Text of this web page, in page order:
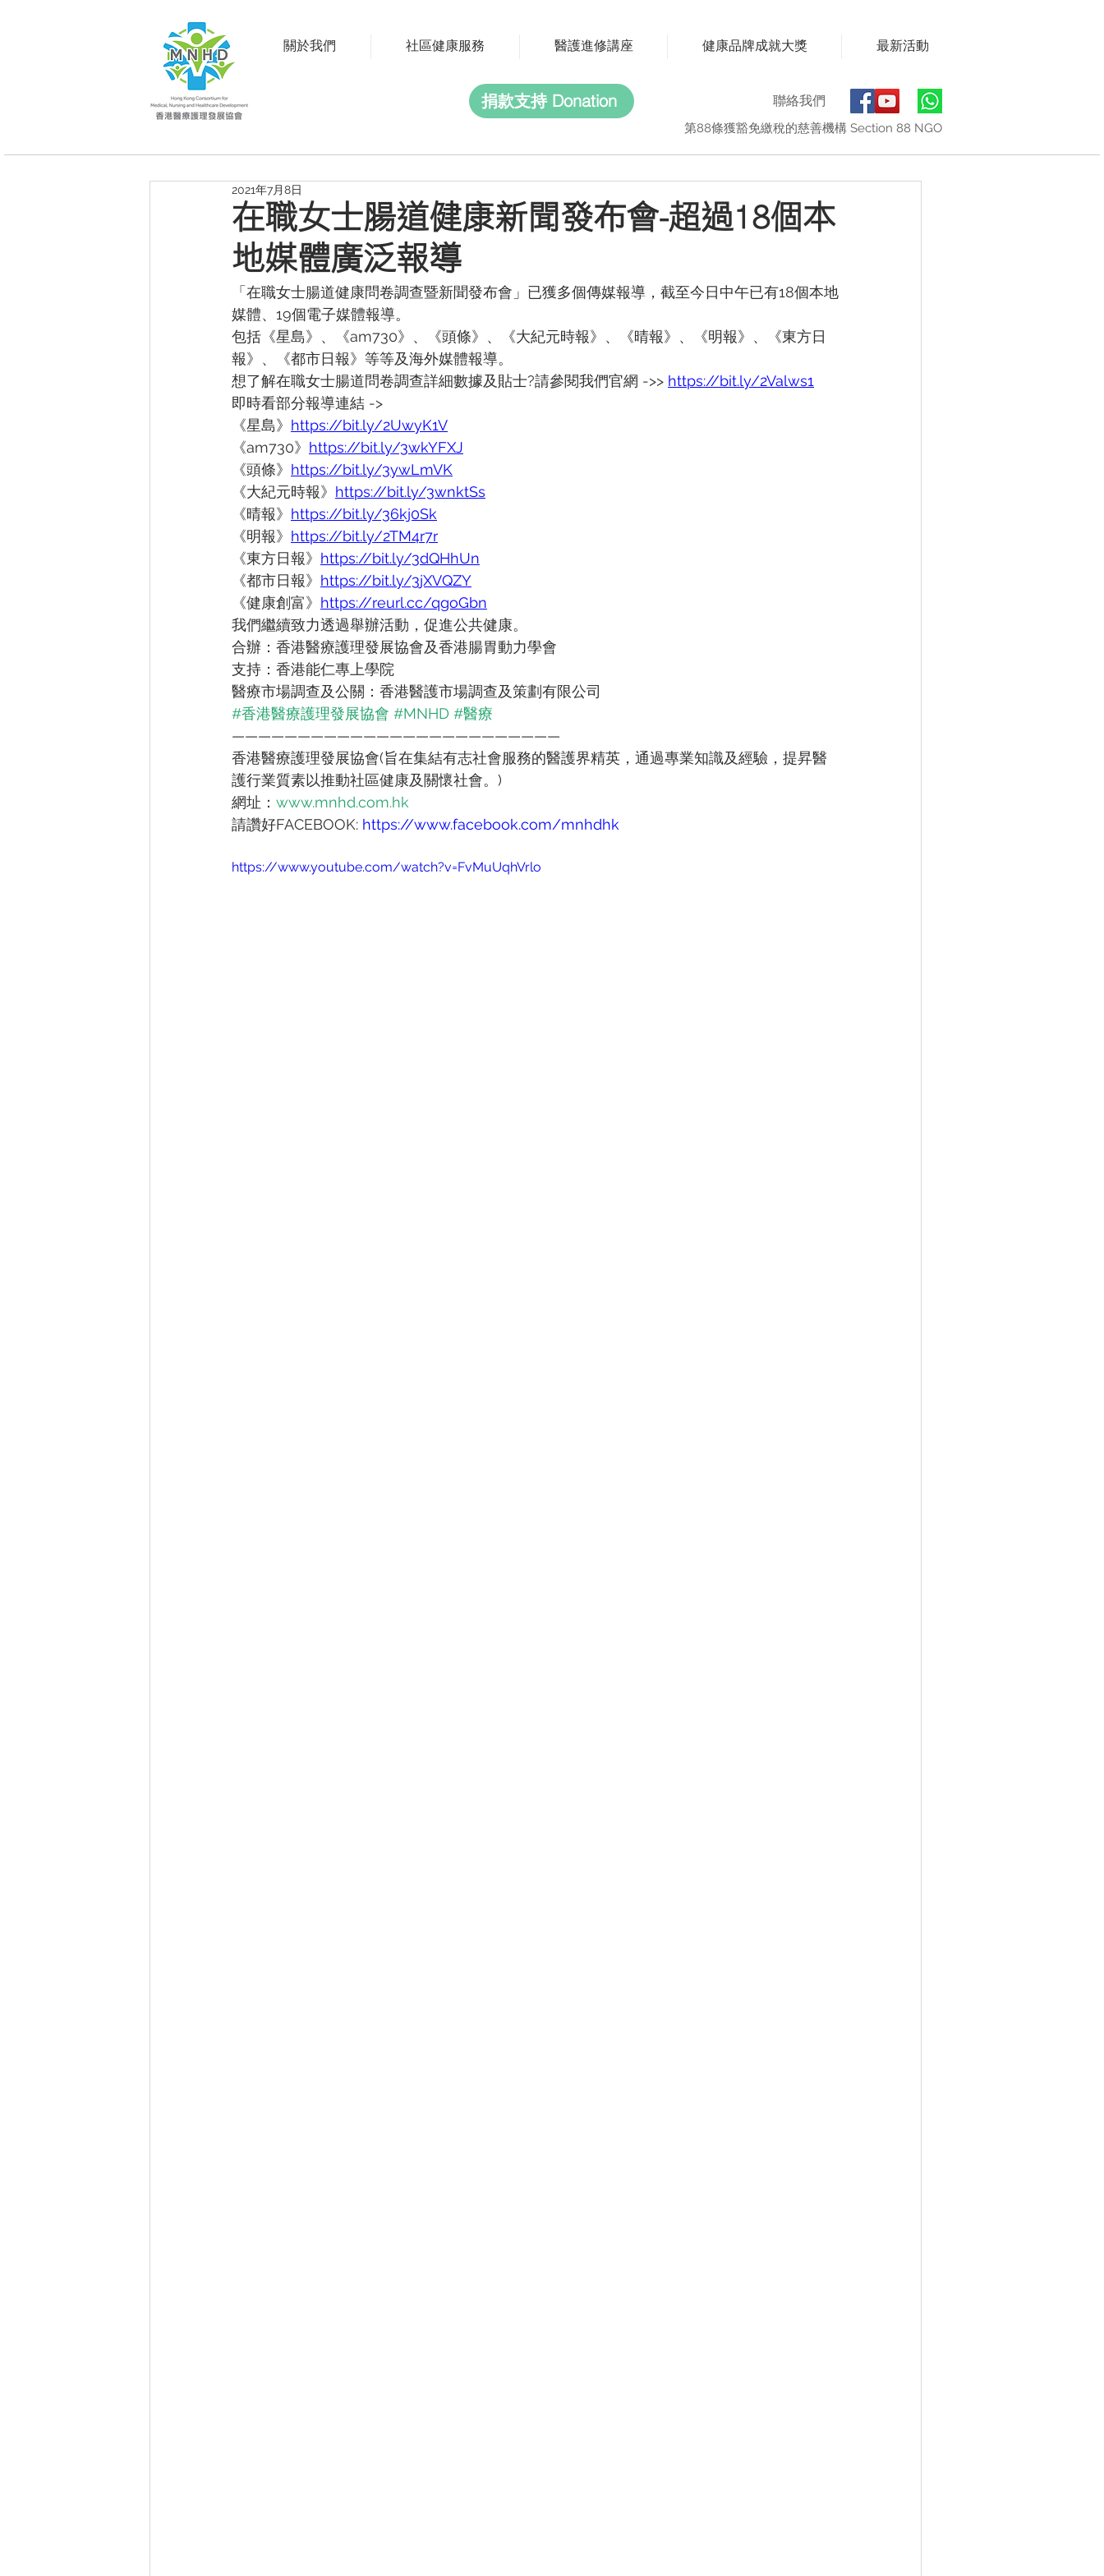
關於我們 社區健康服務 醫護進修講座 健康品牌成就大獎 最新活動
捐款支持 Donation 聯絡我們
第88條獲豁免繳稅的慈善機構 Section 88 NGO
在職女士腸道健康新聞發布會-超過18個本
地媒體廣泛報導
2021年7月8日
「在職女士腸道健康問卷調查暨新聞發布會」已獲多個傳媒報導，截至今日中午已有18個本地
媒體、19個電子媒體報導。
包括《星島》、《am730》、《頭條》、《大紀元時報》、《晴報》、《明報》、《東方日
報》、《都市日報》等等及海外媒體報導。
想了解在職女士腸道問卷調查詳細數據及貼士?請參閱我們官網 ->> https://bit.ly/2Valws1
即時看部分報導連結 ->
《星島》 https://bit.ly/2UwyK1V
《am730》 https://bit.ly/3wkYFXJ
《頭條》 https://bit.ly/3ywLmVK
《大紀元時報》 https://bit.ly/3wnktSs
《晴報》 https://bit.ly/36kj0Sk
《明報》 https://bit.ly/2TM4r7r
《東方日報》 https://bit.ly/3dQHhUn
《都市日報》 https://bit.ly/3jXVQZY
《健康創富》 https://reurl.cc/qgoGbn
我們繼續致力透過舉辦活動，促進公共健康。
合辦：香港醫療護理發展協會及香港腸胃動力學會
支持：香港能仁專上學院
醫療市場調查及公關：香港醫護市場調查及策劃有限公司
#香港醫療護理發展協會 #MNHD #醫療
—————————————————————————
香港醫療護理發展協會(旨在集結有志社會服務的醫護界精英，通過專業知識及經驗，提昇醫
護行業質素以推動社區健康及關懷社會。)
網址： www.mnhd.com.hk
請讚好FACEBOOK: https://www.facebook.com/mnhdhk
https://www.youtube.com/watch?v=FvMuUqhVrlo